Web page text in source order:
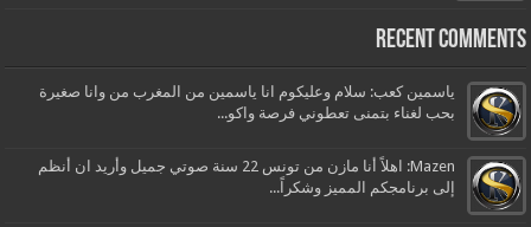
Recent Comments
ياسمين كعب: سلام وعليكوم انا ياسمين من المغرب من وانا صغيرة
بحب لغناء بتمنى تعطوني فرصة واكو...
Mazen: اهلاً أنا مازن من تونس 22 سنة صوتي جميل وأريد ان أنظم
إلى برنامجكم المميز وشكراً...